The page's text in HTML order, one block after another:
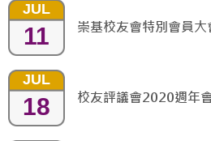
JUL
11 崇基校友會特別會員
JUL
18 校友評議會2020週年